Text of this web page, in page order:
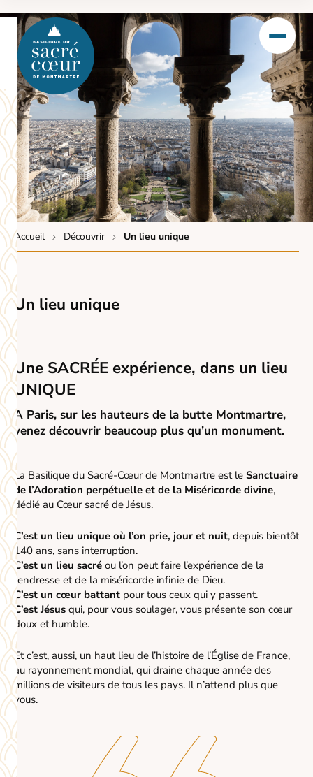
Accueil Découvrir Un lieu unique
Un lieu unique
Une SACRÉEexpérience, dans un lieu
UNIQUE
A Paris, sur les hauteurs de la butte Montmartre,
venez découvrir beaucoup plus qu’un monument.
La Basilique du Sacré-Cœur de Montmartre est le Sanctuaire
de l’Adoration perpétuelle et de la Miséricorde divine,
dédié au Cœur sacré de Jésus.
C’est un lieu unique où l’on prie, jour et nuit, depuis bientôt
140 ans, sans interruption.
C’est un lieu sacré ou l’on peut faire l’expérience de la
tendresse et de la miséricorde infinie de Dieu.
C’est un cœur battant pour tous ceux qui y passent.
C’est Jésus qui, pour vous soulager, vous présente son cœur
doux et humble.
Et c’est, aussi, un haut lieu de l’histoire de l’Église de France,
au rayonnement mondial, qui draine chaque année des
millions de visiteurs de tous les pays. Il n’attend plus que
vous.